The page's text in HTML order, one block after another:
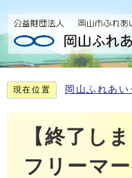
現在位置 岡山ふれあい
【終了し
フリーマ